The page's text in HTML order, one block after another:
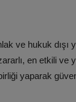
ve hukuk dışı
en etkili ve
yaparak